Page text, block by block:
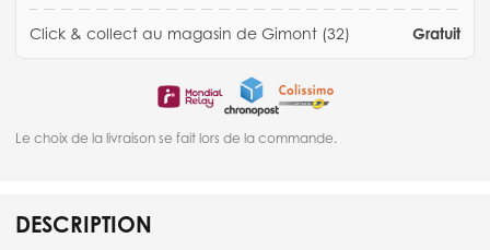
Click & collect au magasin de Gimont (32) Gratuit
Le choix de la livraison se fait lors de la commande.
DESCRIPTION